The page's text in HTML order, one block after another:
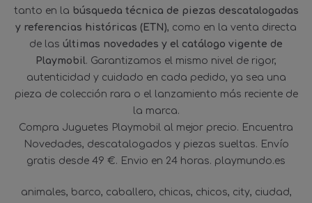
tanto en la búsqueda técnica de piezas descatalogadas
y referencias históricas (ETN), como en la venta directa
de las últimas novedades y el catálogo vigente de
Playmobil. Garantizamos el mismo nivel de rigor,
autenticidad y cuidado en cada pedido, ya sea una
pieza de colección rara o el lanzamiento más reciente de
la marca.
Compra Juguetes Playmobil al mejor precio. Encuentra
Novedades, descatalogados y piezas sueltas. Envío
gratis desde 49 €. Envio en 24 horas. playmundo.es
animales barco caballero chicas chicos city ciudad